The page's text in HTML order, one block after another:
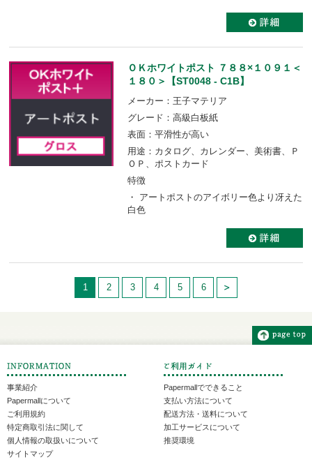
ＯＫホワイトポスト ７８８×１０９１＜
１８０＞【ST0048 - C1B】
メーカー：王子マテリア
グレード：高級白板紙
表面：平滑性が高い
用途：カタログ、カレンダー、美術書、Ｐ
ＯＰ、ポストカード
特徴
・ アートポストのアイボリー色より冴えた
白色
1 2 3 4 5 6
事業紹介
Papermallについて
ご利用規約
特定商取引法に関して
個人情報の取扱いについて
サイトマップ
Papermallでできること
支払い方法について
配送方法・送料について
加工サービスについて
推奨環境